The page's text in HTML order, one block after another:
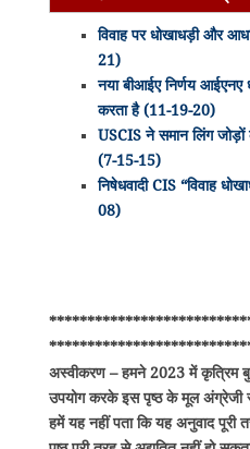
विवाह पर धोखाधड़ी और
21)
नया बीआईए निर्णय आईएनए
करता है (11-19-20)
USCIS ने समान लिंग जोड़ों
(7-15-15)
निषेधवादी CIS “विवाह
08)
अस्वीकरण – हमने 2023 में कृत्रिम
उपयोग करके इस पृष्ठ के मूल अंग्रेजी
हमें यह नहीं पता कि यह अनुवाद पूरी